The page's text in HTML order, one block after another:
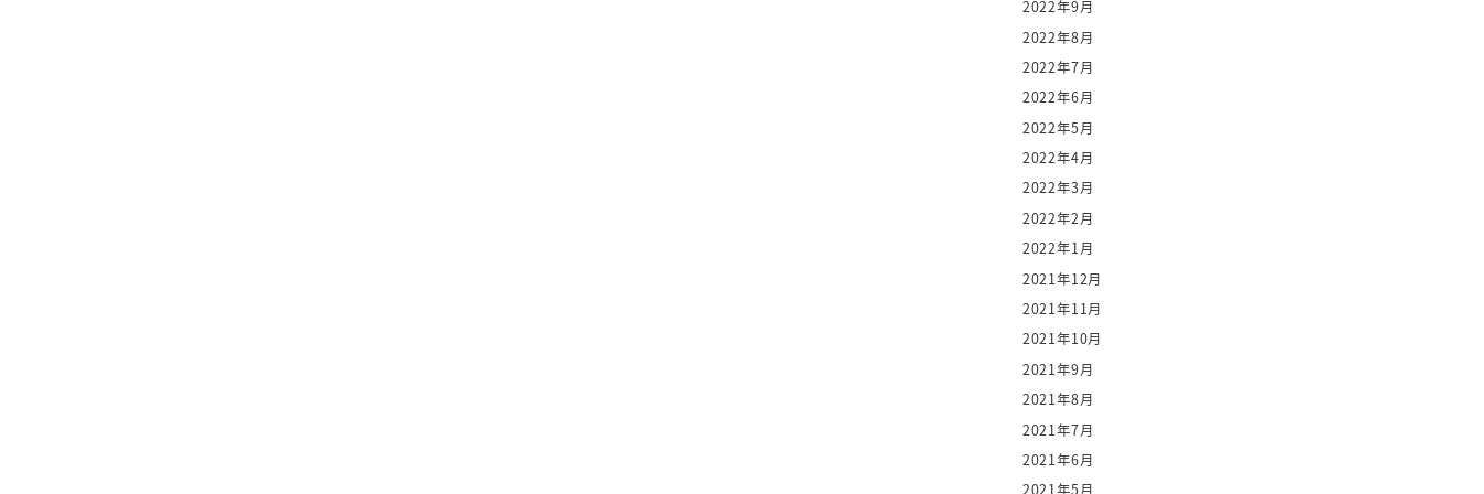
2022年9月
2022年8月
2022年7月
2022年6月
2022年5月
2022年4月
2022年3月
2022年2月
2022年1月
2021年12月
2021年11月
2021年10月
2021年9月
2021年8月
2021年7月
2021年6月
2021年5月